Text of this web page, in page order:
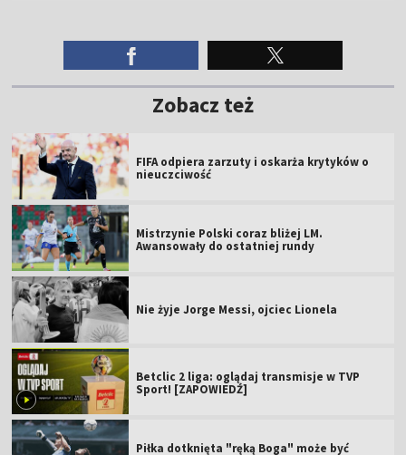
Zobacz też
FIFA odpiera zarzuty i oskarża krytyków o
nieuczciwość
Mistrzynie Polski coraz bliżej LM.
Awansowały do ostatniej rundy
Nie żyje Jorge Messi, ojciec Lionela
Betclic 2 liga: oglądaj transmisje w TVP
Sport! [ZAPOWIEDŹ]
Piłka dotknięta "ręką Boga" może być